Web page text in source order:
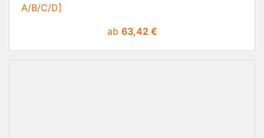
A/B/C/D]
ab Preis
63,42 €